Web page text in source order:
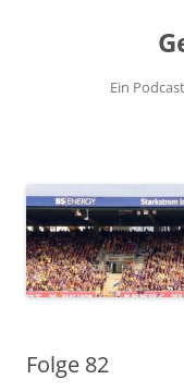
Ein
Folge 82